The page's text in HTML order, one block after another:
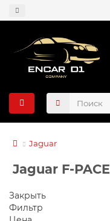
Jaguar
Jaguar F-PACE
Закрыть
Фильтр